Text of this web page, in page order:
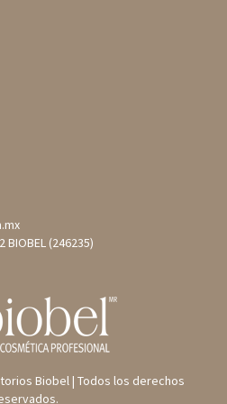
BIOBEL (246235)
Biobel | Todos los derechos